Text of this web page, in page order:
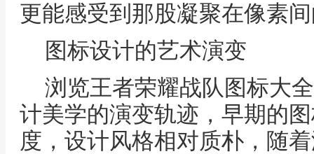
更能感受到那股凝聚在像素
图标设计的艺术演变
浏览王者荣耀战队图标大
计美学的演变轨迹，早期的
度，设计风格相对质朴，随